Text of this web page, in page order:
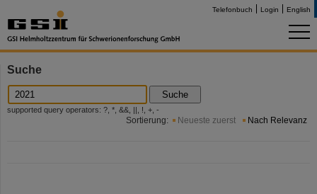
Telefonbuch Login English
Suche
Suche
supported query operators: ?, *, &&, ||, !, +, -
Sortierung: Neueste zuerst Nach Relevanz